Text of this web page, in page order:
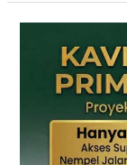
Puncak